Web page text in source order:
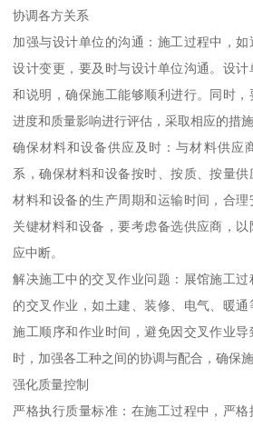
协调各方关系
加强与设计单位的沟通：施工过程中，
设计变更，要及时与设计单位沟通。设
和说明，确保施工能够顺利进行。同时
进度和质量影响进行评估，采取相应的措施
确保材料和设备供应及时：与材料供应
系，确保材料和设备按时、按质、按量
材料和设备的生产周期和运输时间，合
关键材料和设备，要考虑备选供应商，
应中断。
解决施工中的交叉作业问题：展馆施工
的交叉作业，如土建、装修、电气、暖
施工顺序和作业时间，避免因交叉作业
时，加强各工种之间的协调与配合，确保
强化质量控制
严格执行质量标准：在施工过程中，严